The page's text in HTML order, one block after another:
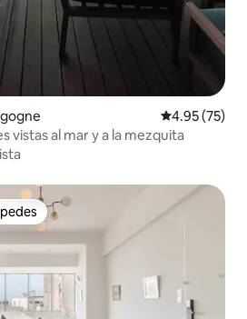
Calificación
4.95 (75)
vistas al mar y a la mezquita
preferido